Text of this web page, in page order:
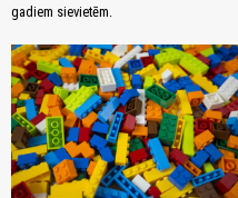
gadiem sievietēm.